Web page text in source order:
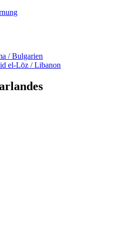
/ Bulgarien
el-Lōz / Libanon